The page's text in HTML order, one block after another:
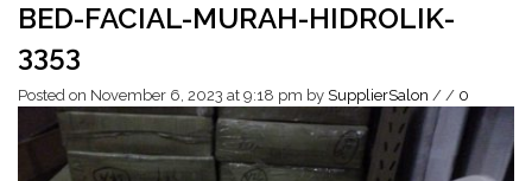
BED-FACIAL-MURAH-HIDROLIK-
3353
Posted on November 6, 2023 at 9:18 pm by SupplierSalon / / 0